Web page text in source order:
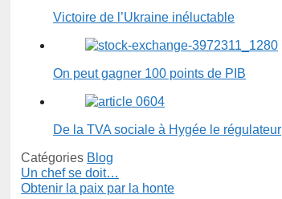
Victoire de l’Ukraine inéluctable
On peut gagner 100 points de PIB
De la TVA sociale à Hygée le régulateur
Catégories Blog
Un chef se doit…
Obtenir la paix par la honte